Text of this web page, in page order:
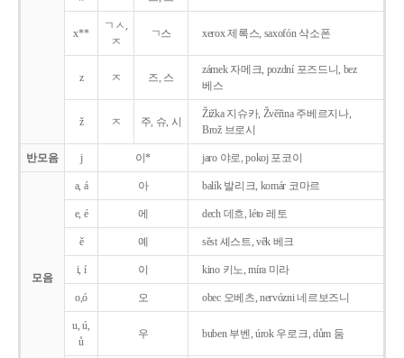
x**
ㄱㅅ,
ㅈ
ㄱ스 xerox 제록스, saxofón 삭소폰
z ㅈ 즈, 스
zámek 자메크, pozdní 포즈드니, bez
베스
ž ㅈ 주, 슈, 시
Žižka 지슈카, Žvěřina 주베르지나,
Brož 브로시
반모음 j 이* jaro 야로, pokoj 포코이
모음
a, á 아 balík 발리크, komár 코마르
e, é 에 dech 데흐, léto 레토
ě 예 sěst 셰스트, věk 베크
i, í 이 kino 키노, míra 미라
o,ó 오 obec 오베츠, nervózni 네르보즈니
u, ú,
ů
우 buben 부벤, úrok 우로크, dům 둠